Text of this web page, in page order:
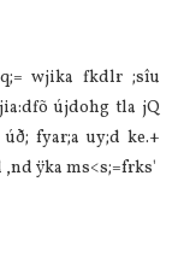
wjika fkdlr ;sîu
újdohg tla jQ
fyar;a uy;d ke.+
ÿka ms<s;=frks'